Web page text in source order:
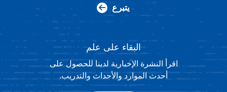
يتبرع
البقاء على علم
اقرأ النشرة الإخبارية لدينا للحصول على
أحدث الموارد والأحداث والتدريب.